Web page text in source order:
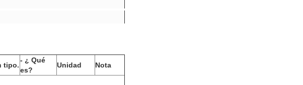
tipo.
- ¿ Qué
es?
Unidad
Nota